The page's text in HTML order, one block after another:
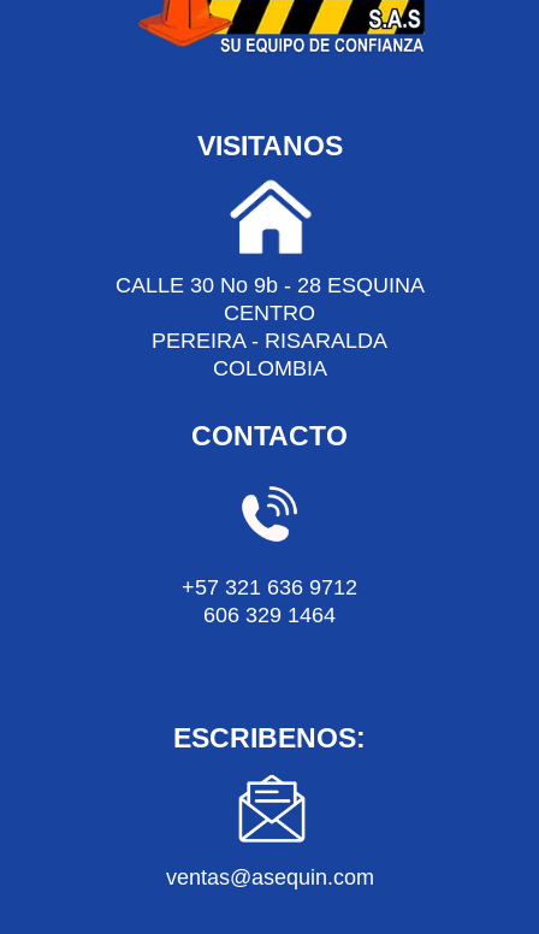
VISITANOS
CALLE 30 No 9b - 28 ESQUINA
CENTRO
PEREIRA - RISARALDA
COLOMBIA
CONTACTO
+57 321 636 9712
606 329 1464
ESCRIBENOS:
ventas@asequin.com